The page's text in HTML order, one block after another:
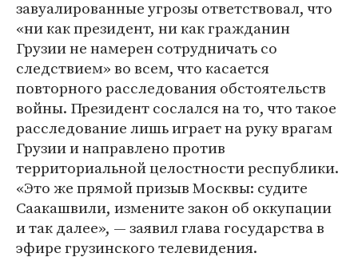
завуалированные угрозы ответствовал, что
«ни как президент, ни как гражданин
Грузии не намерен сотрудничать со
следствием» во всем, что касается
повторного расследования обстоятельств
войны. Президент сослался на то, что такое
расследование лишь играет на руку врагам
Грузии и направлено против
территориальной целостности республики.
«Это же прямой призыв Москвы: судите
Саакашвили, измените закон об оккупации
и так далее», — заявил глава государства в
эфире грузинского телевидения.